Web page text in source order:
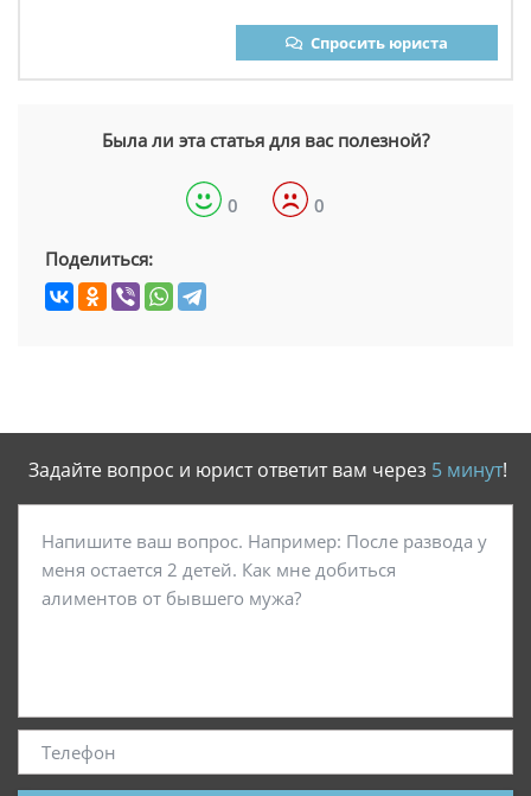
Спросить юриста
Была ли эта статья для вас полезной?
0 0
Поделиться:
Задайте вопрос и юрист ответит вам через 5 минут!